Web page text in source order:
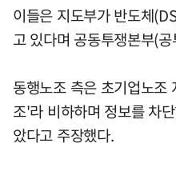
이들은 지도부가 반도체
고 있다며 공동투쟁본부(
동행노조 측은 초기업노조
조'라 비하하며 정보를 차
았다고 주장했다.